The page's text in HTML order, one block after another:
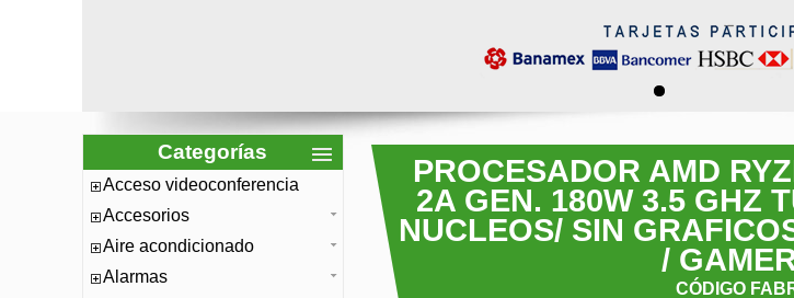
Categorías
Acceso videoconferencia
Accesorios
Aire acondicionado
Alarmas
PROCESADOR AMD
2A GEN. 180W 3.5 GHZ
NUCLEOS/ SIN
/
CÓDIGO